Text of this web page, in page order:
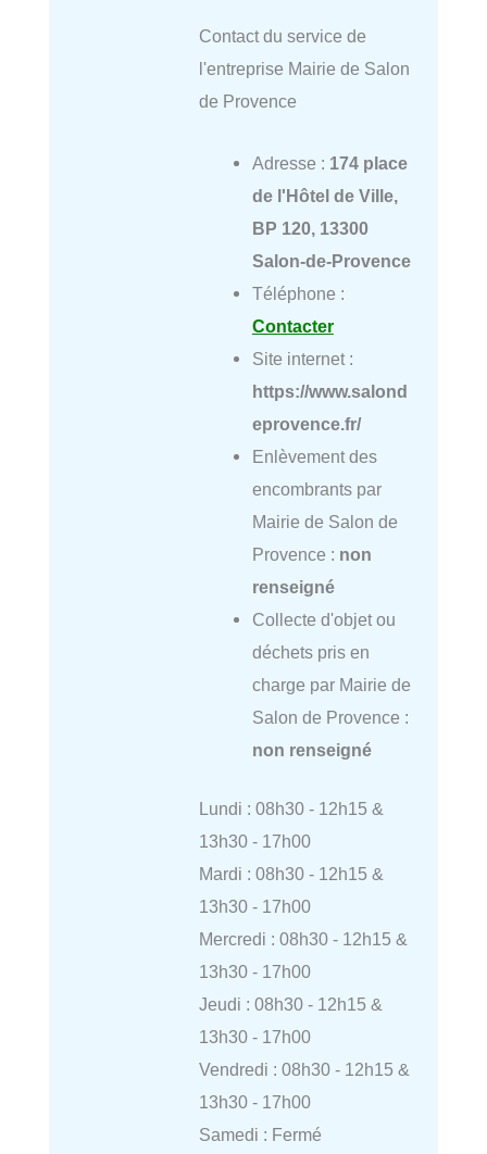
Contact du service de
l'entreprise Mairie de Salon
de Provence
Adresse : 174 place
de l'Hôtel de Ville,
BP 120, 13300
Salon-de-Provence
Téléphone :
Contacter
Site internet :
https://www.salond
eprovence.fr/
Enlèvement des
encombrants par
Mairie de Salon de
Provence : non
renseigné
Collecte d'objet ou
déchets pris en
charge par Mairie de
Salon de Provence :
non renseigné
Lundi : 08h30 - 12h15 &
13h30 - 17h00
Mardi : 08h30 - 12h15 &
13h30 - 17h00
Mercredi : 08h30 - 12h15 &
13h30 - 17h00
Jeudi : 08h30 - 12h15 &
13h30 - 17h00
Vendredi : 08h30 - 12h15 &
13h30 - 17h00
Samedi : Fermé